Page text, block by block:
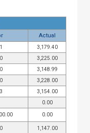
Actual
3,179.40
3,225.00
3,148.99
3,228.00
3,154.00
0.00
0.00
1,147.00